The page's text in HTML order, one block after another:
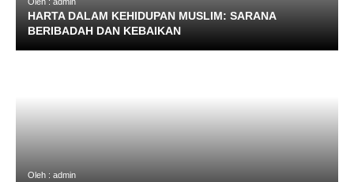
HARTA DALAM KEHIDUPAN MUSLIM: SARANA
BERIBADAH DAN KEBAIKAN
Oleh : admin